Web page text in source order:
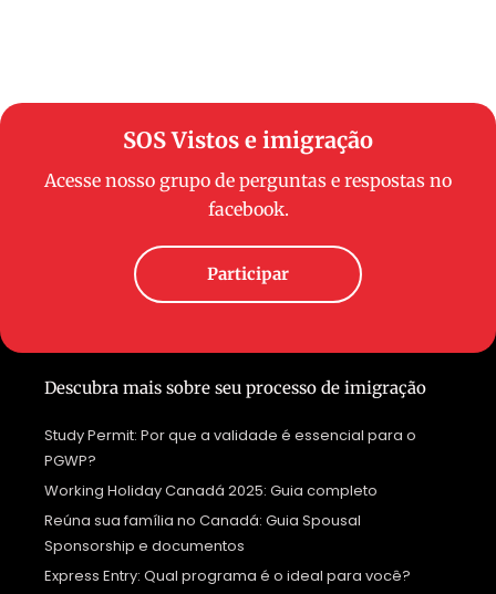
SOS Vistos e imigração
Acesse nosso grupo de perguntas e respostas no
facebook.
Participar
Descubra mais sobre seu processo de imigração
Study Permit: Por que a validade é essencial para o
PGWP?
Working Holiday Canadá 2025: Guia completo
Reúna sua família no Canadá: Guia Spousal
Sponsorship e documentos
Express Entry: Qual programa é o ideal para você?